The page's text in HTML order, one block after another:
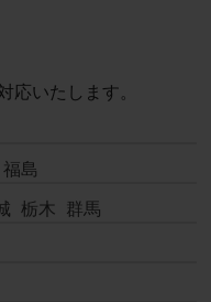
いたします。
福島
栃木 群馬